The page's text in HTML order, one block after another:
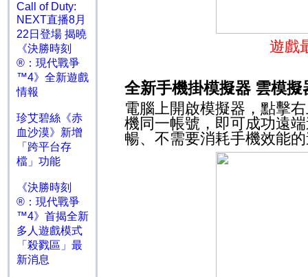
Call of Duty:
NEXT直播8月
22日登場 揭曉
《決勝時刻
®：現代戰爭
™4》全新遊戲
情報
珍艾碧絲《赤
血沙漠》新增
「跨平台存
檔」功能
《決勝時刻
®：現代戰爭
™4》首揭全新
多人遊戲模式
「殺戮區」最
新消息
遊戲
全新手機掛模擬器 雲模擬
電腦上開啟模擬器，點擊
機同一帳號，即可成功遠
暢、不需要消耗手機效能